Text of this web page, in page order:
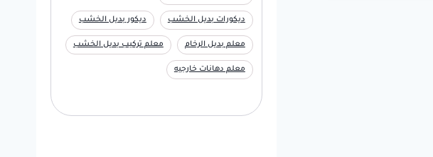
ديكورات بديل الخشب ديكور بديل الخشب
معلم بديل الرخام معلم تركيب بديل الخشب
معلم دهانات خارجيه